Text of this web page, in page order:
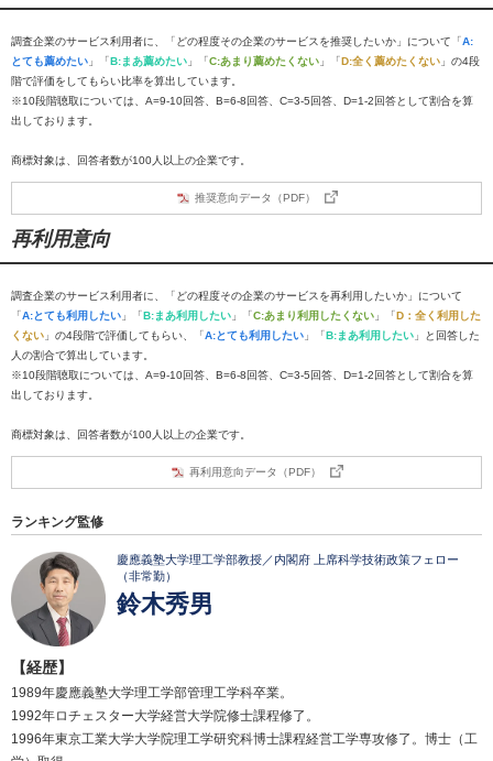
調査企業のサービス利用者に、「どの程度その企業のサービスを推奨したいか」について「A:
とても薦めたい 」「B:まあ薦めたい 」「C:あまり薦めたくない 」「D:全く薦めたくない 」の4段
階で評価をしてもらい比率を算出しています。
※10段階聴取については、A=9-10回答、B=6-8回答、C=3-5回答、D=1-2回答として割合を算
出しております。
商標対象は、回答者数が100人以上の企業です。
推奨意向データ（PDF）
再利用意向
調査企業のサービス利用者に、「どの程度その企業のサービスを再利用したいか」について
「A:とても利用したい 」「B:まあ利用したい 」「C:あまり利用したくない 」「D：全く利用した
くない 」の4段階で評価してもらい、「A:とても利用したい 」「B:まあ利用したい 」と回答した
人の割合で算出しています。
※10段階聴取については、A=9-10回答、B=6-8回答、C=3-5回答、D=1-2回答として割合を算
出しております。
商標対象は、回答者数が100人以上の企業です。
再利用意向データ（PDF）
ランキング監修
慶應義塾大学理工学部教授／内閣府 上席科学技術政策フェロー
（非常勤）
鈴木秀男
【経歴】
1989年慶應義塾大学理工学部管理工学科卒業。
1992年ロチェスター大学経営大学院修士課程修了。
1996年東京工業大学大学院理工学研究科博士課程経営工学専攻修了。博士（工